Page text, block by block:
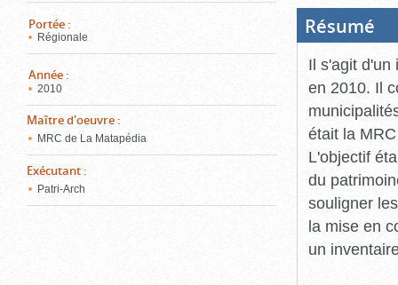
Portée :
Régionale
Année :
2010
Maître d'oeuvre :
MRC de La Matapédia
Exécutant :
Patri-Arch
Résumé
Il s'agit d'un
en 2010. Il
était la
L'objectif
du
souligner
la mise en
un